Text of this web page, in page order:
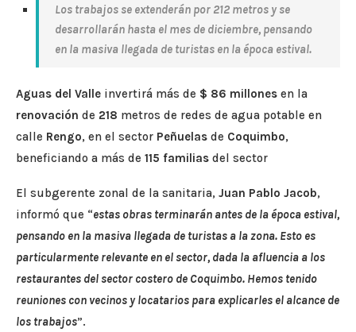
Los trabajos se extenderán por 212 metros y se
desarrollarán hasta el mes de diciembre, pensando
en la masiva llegada de turistas en la época estival.
Aguas del Valle invertirá más de $ 86 millones en la
renovación de 218 metros de redes de agua potable en
calle Rengo, en el sector Peñuelas de Coquimbo,
beneficiando a más de 115 familias del sector
El subgerente zonal de la sanitaria, Juan Pablo Jacob,
informó que “estas obras terminarán antes de la época estival,
pensando en la masiva llegada de turistas a la zona. Esto es
particularmente relevante en el sector, dada la afluencia a los
restaurantes del sector costero de Coquimbo. Hemos tenido
reuniones con vecinos y locatarios para explicarles el alcance de
los trabajos”.